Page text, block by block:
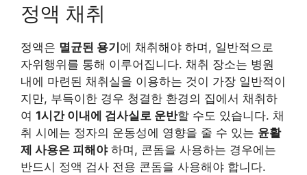
정액 채취
정액은 멸균된 용기에 채취해야 하며, 일반적으로
자위행위를 통해 이루어집니다. 채취 장소는 병원
내에 마련된 채취실을 이용하는 것이 가장 일반적이
지만, 부득이한 경우 청결한 환경의 집에서 채취하
여 1시간 이내에 검사실로 운반할 수도 있습니다. 채
취 시에는 정자의 운동성에 영향을 줄 수 있는 윤활
제 사용은 피해야하며, 콘돔을 사용하는 경우에는
반드시 정액 검사 전용 콘돔을 사용해야 합니다.